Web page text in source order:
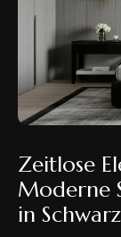
Zeitlose
Moderne
in